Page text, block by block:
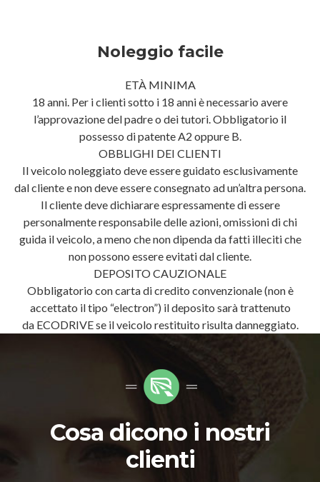
Noleggio facile
ETÀ MINIMA
18 anni. Per i clienti sotto i 18 anni è necessario avere
l’approvazione del padre o dei tutori. Obbligatorio il
possesso di patente A2 oppure B.
OBBLIGHI DEI CLIENTI
Il veicolo noleggiato deve essere guidato esclusivamente
dal cliente e non deve essere consegnato ad un’altra persona.
Il cliente deve dichiarare espressamente di essere
personalmente responsabile delle azioni, omissioni di chi
guida il veicolo, a meno che non dipenda da fatti illeciti che
non possono essere evitati dal cliente.
DEPOSITO CAUZIONALE
Obbligatorio con carta di credito convenzionale (non è
accettato il tipo “electron”) il deposito sarà trattenuto
da ECODRIVE se il veicolo restituito risulta danneggiato.
Cosa dicono i nostri
clienti